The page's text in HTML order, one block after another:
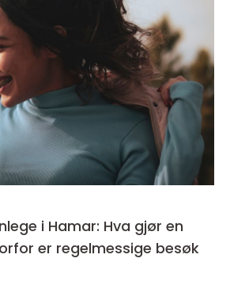
i Hamar: Hva gjør en
er regelmessige besøk